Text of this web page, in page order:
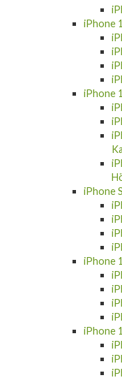
iPhone
iPhone
iPhone
iPhone
iPhone